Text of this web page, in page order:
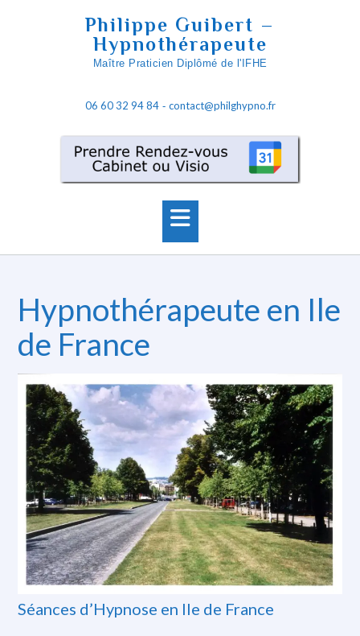
Philippe Guibert –
Hypnothérapeute
Maître Praticien Diplômé de l'IFHE
06 60 32 94 84- contact@philghypno.fr
Hypnothérapeute en Ile
de France
Séances d’Hypnose en Ile de France